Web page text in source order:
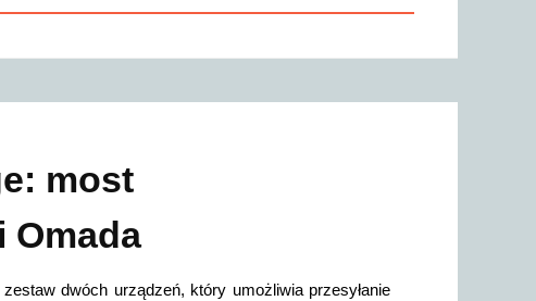
most
Omada
dwóch urządzeń, który umożliwia przesyłanie